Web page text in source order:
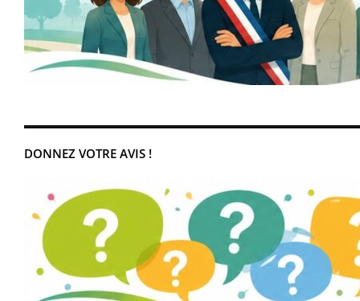
DONNEZ VOTRE AVIS !